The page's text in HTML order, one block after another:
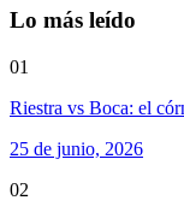
Lo más leído
01
Riestra vs Boca: el
25 de junio, 2026
02